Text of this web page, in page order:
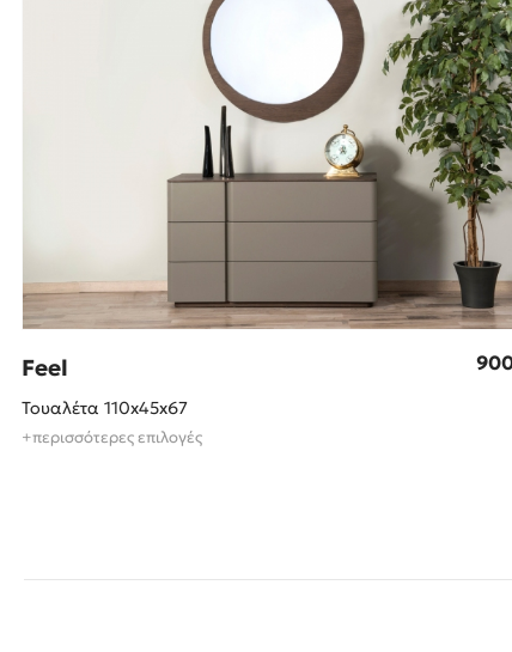
Feel
Τουαλέτα 110x45x67
+περισσότερες επιλογές